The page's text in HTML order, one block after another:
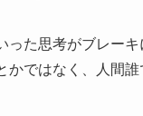
った思考がブレー
ではなく、人間